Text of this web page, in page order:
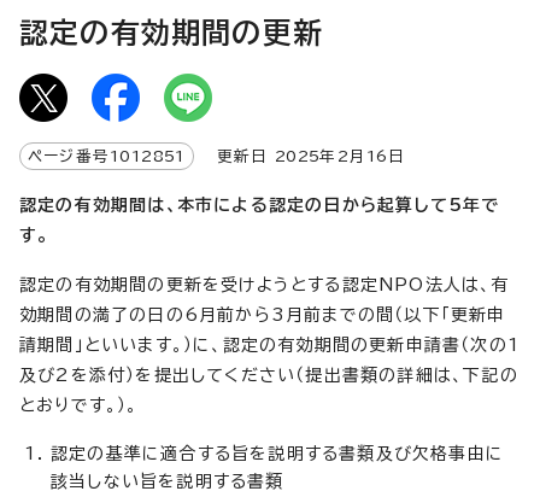
認定の有効期間の更新
ページ番号 1012851 更新日 2025年2月 16 日
認定の有効期間は、本市による認定の日から起算して5年で
す。
認定の有効期間の更新を受けようとする認定NPO法人は、有
効期間の満了の日の6月前から3月前までの間（以下「更新申
請期間」といいます。）に、認定の有効期間の更新申請書（次の1
及び2を添付）を提出してください（提出書類の詳細は、下記の
とおりです。）。
認定の基準に適合する旨を説明する書類及び欠格事由に
該当しない旨を説明する書類